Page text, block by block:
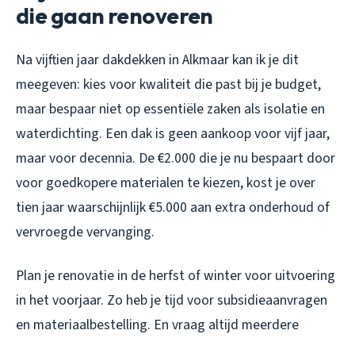
die gaan renoveren
Na vijftien jaar dakdekken in Alkmaar kan ik je dit
meegeven: kies voor kwaliteit die past bij je budget,
maar bespaar niet op essentiële zaken als isolatie en
waterdichting. Een dak is geen aankoop voor vijf jaar,
maar voor decennia. De €2.000 die je nu bespaart door
voor goedkopere materialen te kiezen, kost je over
tien jaar waarschijnlijk €5.000 aan extra onderhoud of
vervroegde vervanging.
Plan je renovatie in de herfst of winter voor uitvoering
in het voorjaar. Zo heb je tijd voor subsidieaanvragen
en materiaalbestelling. En vraag altijd meerdere